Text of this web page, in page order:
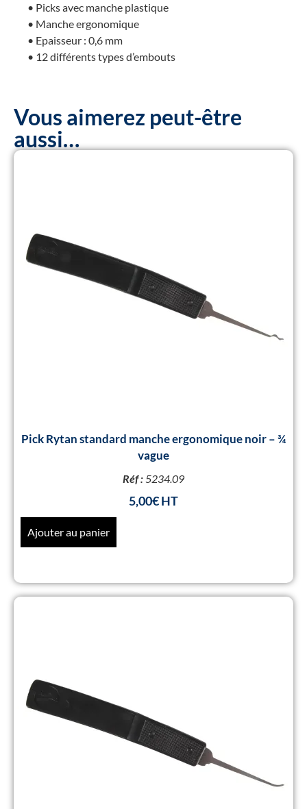
• Picks avec manche plastique
• Manche ergonomique
• Epaisseur : 0,6 mm
• 12 différents types d’embouts
Vous aimerez peut-être
aussi…
Pick Rytan standard manche ergonomique noir – ¾
vague
Réf :5234.09
5,00€
Ajouter au panier